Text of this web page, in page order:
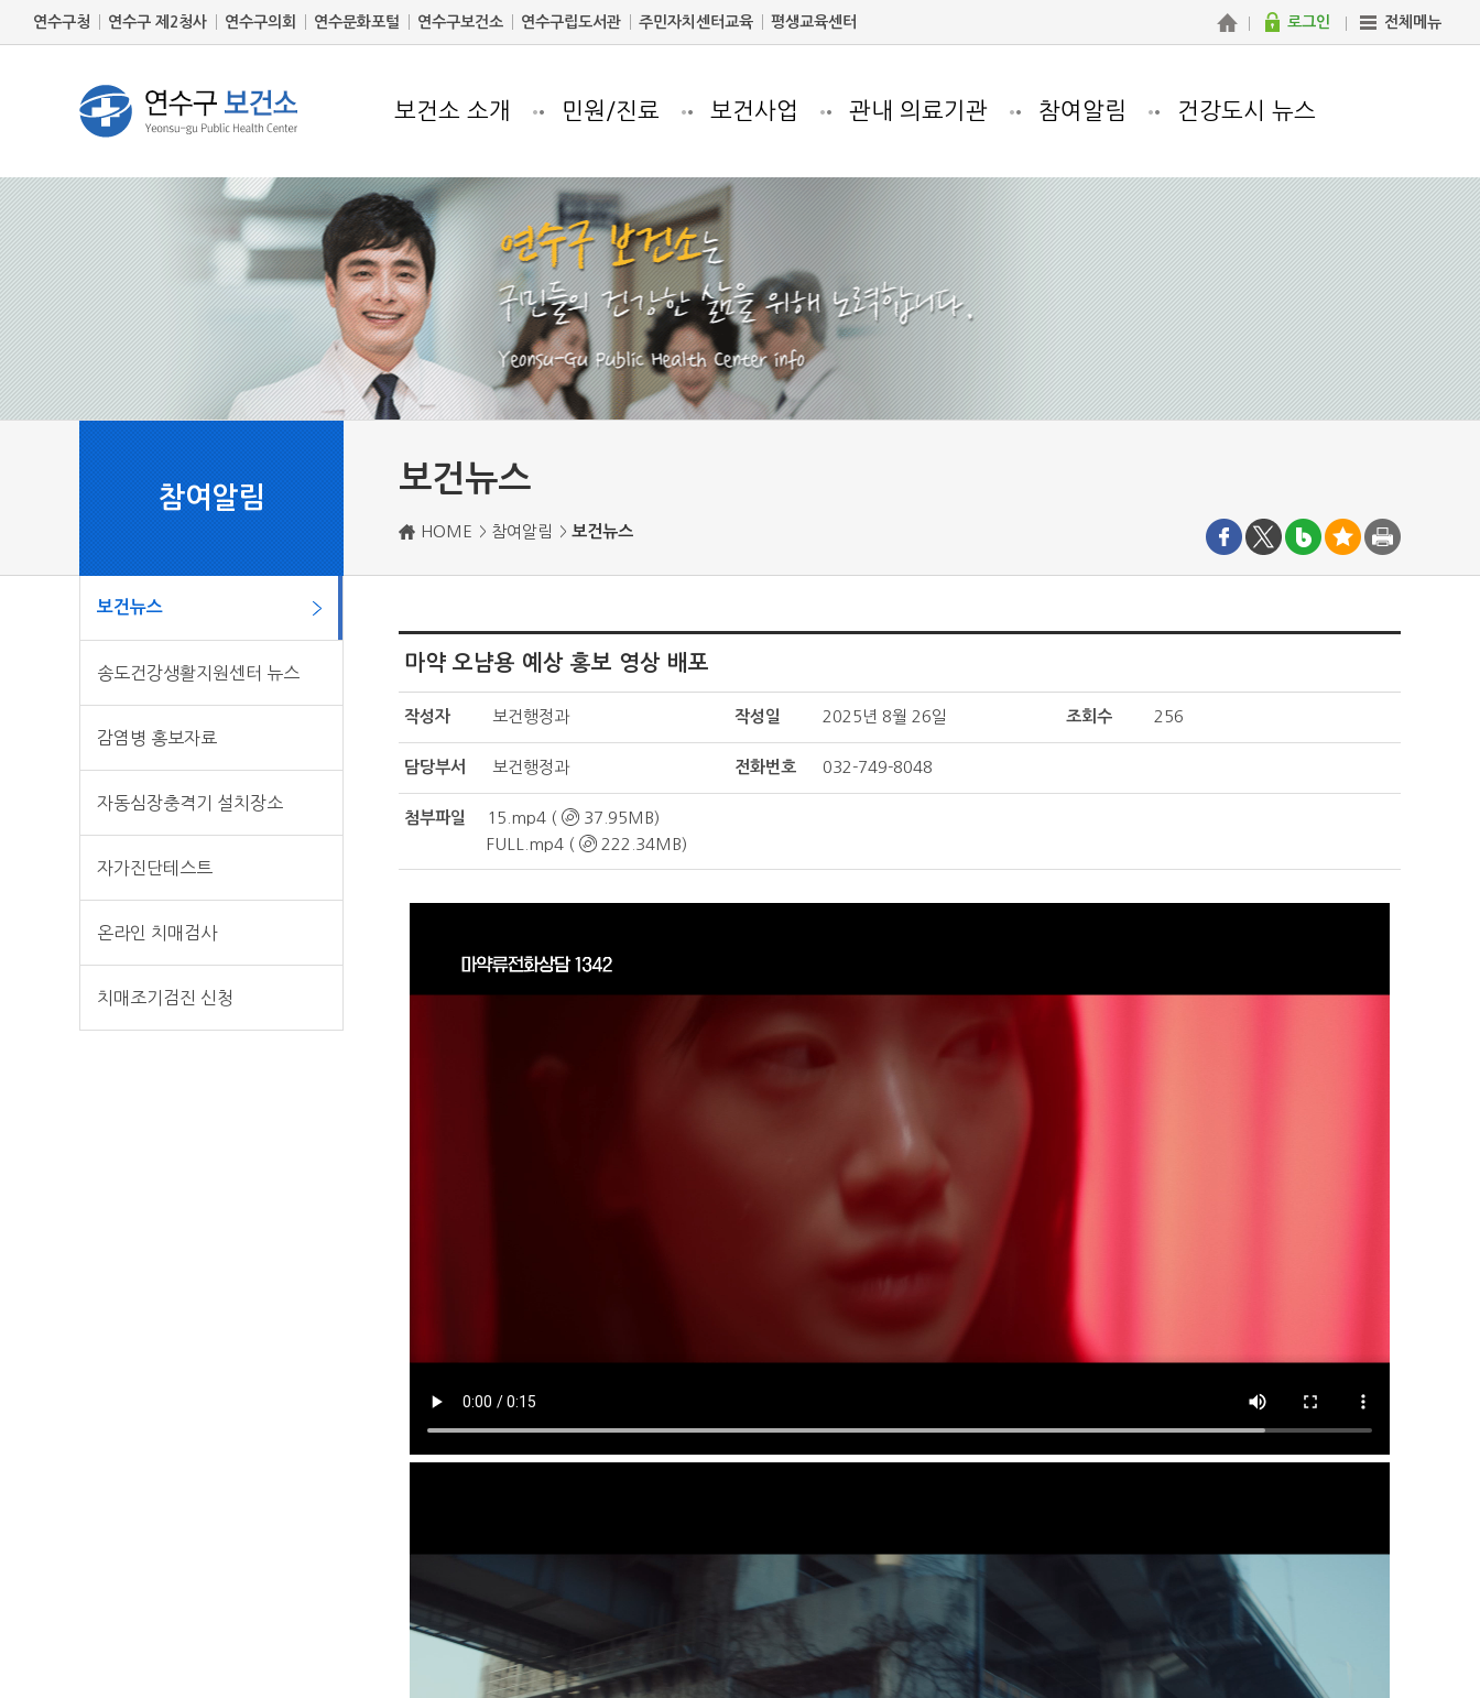
연수구청 연수구 제2청사 연수구의회 연수문화포털 연수구보건소 연수구립도서관 주민자치센터교육 평생교육센터 로그인 전체메뉴
보건소 소개 민원/진료 보건사업 관내 의료기관 참여알림 건강도시 뉴스
참여알림
보건뉴스
송도건강생활지원센터 뉴스
감염병 홍보자료
자동심장충격기 설치장소
자가진단테스트
온라인 치매검사
치매조기검진 신청
보건뉴스
HOME 참여알림 보건뉴스
마약 오냠용 예상 홍보 영상 배포
작성자 보건행정과 작성일 2025년 8월 26일 조회수 256
담당부서 보건행정과 전화번호 032-749-8048
첨부파일 15.mp4 (
37.95MB)
FULL.mp4 (
222.34MB)